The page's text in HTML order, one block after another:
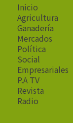
Inicio
Agricultura
Ganadería
Mercados
Política
Social
Empresariales
P.A TV
Revista
Radio